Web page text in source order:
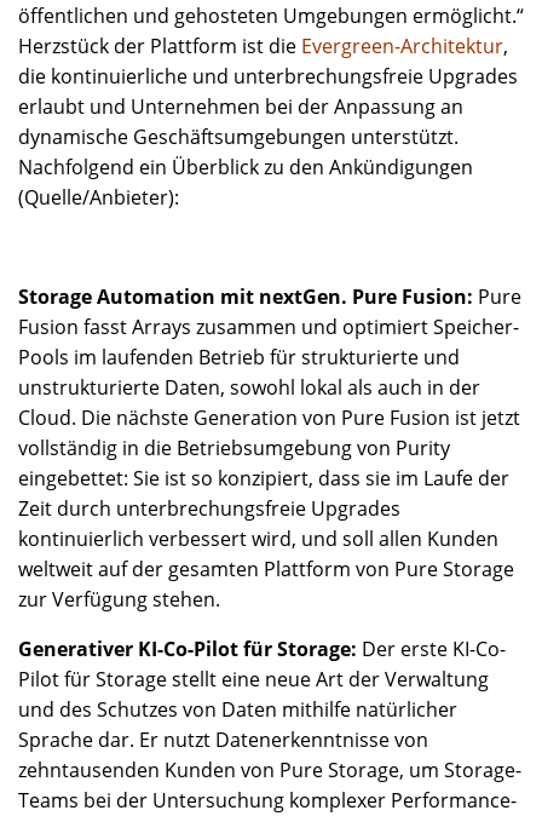
öffentlichen und gehosteten Umgebungen ermöglicht.“
Herzstück der Plattform ist die Evergreen-Architektur,
die kontinuierliche und unterbrechungsfreie Upgrades
erlaubt und Unternehmen bei der Anpassung an
dynamische Geschäftsumgebungen unterstützt.
Nachfolgend ein Überblick zu den Ankündigungen
(Quelle/Anbieter):
Storage Automation mit nextGen. Pure Fusion: Pure
Fusion fasst Arrays zusammen und optimiert Speicher-
Pools im laufenden Betrieb für strukturierte und
unstrukturierte Daten, sowohl lokal als auch in der
Cloud. Die nächste Generation von Pure Fusion ist jetzt
vollständig in die Betriebsumgebung von Purity
eingebettet: Sie ist so konzipiert, dass sie im Laufe der
Zeit durch unterbrechungsfreie Upgrades
kontinuierlich verbessert wird, und soll allen Kunden
weltweit auf der gesamten Plattform von Pure Storage
zur Verfügung stehen.
Generativer KI-Co-Pilot für Storage: Der erste KI-Co-
Pilot für Storage stellt eine neue Art der Verwaltung
und des Schutzes von Daten mithilfe natürlicher
Sprache dar. Er nutzt Datenerkenntnisse von
zehntausenden Kunden von Pure Storage, um Storage-
Teams bei der Untersuchung komplexer Performance-